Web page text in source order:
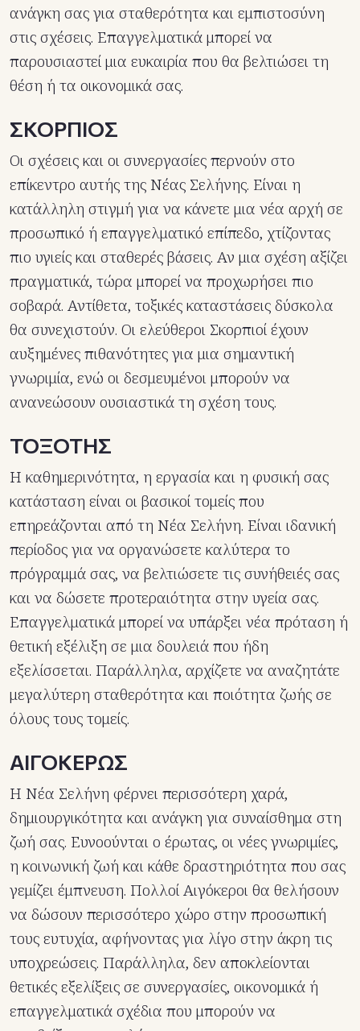
ανάγκη σας για σταθερότητα και εμπιστοσύνη
στις σχέσεις. Επαγγελματικά μπορεί να
παρουσιαστεί μια ευκαιρία που θα βελτιώσει τη
θέση ή τα οικονομικά σας.
ΣΚΟΡΠΙΟΣ
Οι σχέσεις και οι συνεργασίες περνούν στο
επίκεντρο αυτής της Νέας Σελήνης. Είναι η
κατάλληλη στιγμή για να κάνετε μια νέα αρχή σε
προσωπικό ή επαγγελματικό επίπεδο, χτίζοντας
πιο υγιείς και σταθερές βάσεις. Αν μια σχέση αξίζει
πραγματικά, τώρα μπορεί να προχωρήσει πιο
σοβαρά. Αντίθετα, τοξικές καταστάσεις δύσκολα
θα συνεχιστούν. Οι ελεύθεροι Σκορπιοί έχουν
αυξημένες πιθανότητες για μια σημαντική
γνωριμία, ενώ οι δεσμευμένοι μπορούν να
ανανεώσουν ουσιαστικά τη σχέση τους.
ΤΟΞΟΤΗΣ
Η καθημερινότητα, η εργασία και η φυσική σας
κατάσταση είναι οι βασικοί τομείς που
επηρεάζονται από τη Νέα Σελήνη. Είναι ιδανική
περίοδος για να οργανώσετε καλύτερα το
πρόγραμμά σας, να βελτιώσετε τις συνήθειές σας
και να δώσετε προτεραιότητα στην υγεία σας.
Επαγγελματικά μπορεί να υπάρξει νέα πρόταση ή
θετική εξέλιξη σε μια δουλειά που ήδη
εξελίσσεται. Παράλληλα, αρχίζετε να αναζητάτε
μεγαλύτερη σταθερότητα και ποιότητα ζωής σε
όλους τους τομείς.
ΑΙΓΟΚΕΡΩΣ
Η Νέα Σελήνη φέρνει περισσότερη χαρά,
δημιουργικότητα και ανάγκη για συναίσθημα στη
ζωή σας. Ευνοούνται ο έρωτας, οι νέες γνωριμίες,
η κοινωνική ζωή και κάθε δραστηριότητα που σας
γεμίζει έμπνευση. Πολλοί Αιγόκεροι θα θελήσουν
να δώσουν περισσότερο χώρο στην προσωπική
τους ευτυχία, αφήνοντας για λίγο στην άκρη τις
υποχρεώσεις. Παράλληλα, δεν αποκλείονται
θετικές εξελίξεις σε συνεργασίες, οικονομικά ή
επαγγελματικά σχέδια που μπορούν να